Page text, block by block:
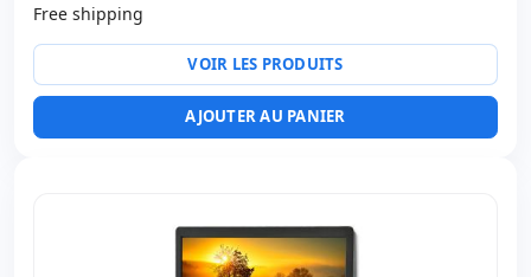
Free shipping
VOIR LES PRODUITS
AJOUTER AU PANIER